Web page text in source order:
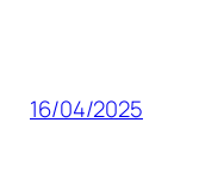
16/04/2025